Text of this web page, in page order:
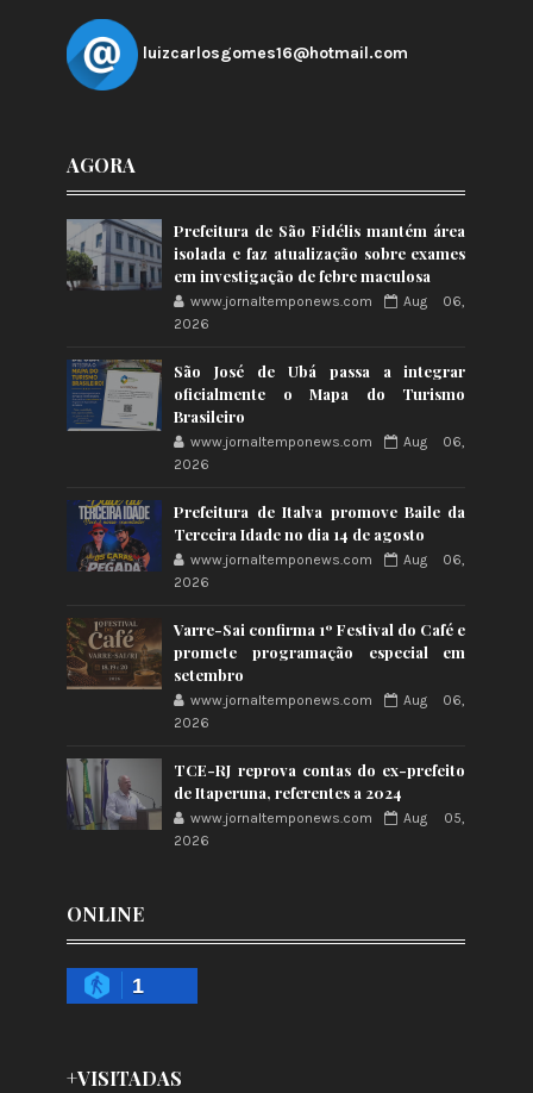
luizcarlosgomes16@hotmail.com
AGORA
Prefeitura de São Fidélis mantém área
isolada e faz atualização sobre exames
em investigação de febre maculosa
www.jornaltemponews.com
Aug 06,
2026
São José de Ubá passa a integrar
oficialmente o Mapa do Turismo
Brasileiro
www.jornaltemponews.com
Aug 06,
2026
Prefeitura de Italva promove Baile da
Terceira Idade no dia 14 de agosto
www.jornaltemponews.com
Aug 06,
2026
Varre-Sai confirma 1º Festival do Café e
promete programação especial em
setembro
www.jornaltemponews.com
Aug 06,
2026
TCE-RJ reprova contas do ex-prefeito
de Itaperuna, referentes a 2024
www.jornaltemponews.com
Aug 05,
2026
ONLINE
1
+VISITADAS